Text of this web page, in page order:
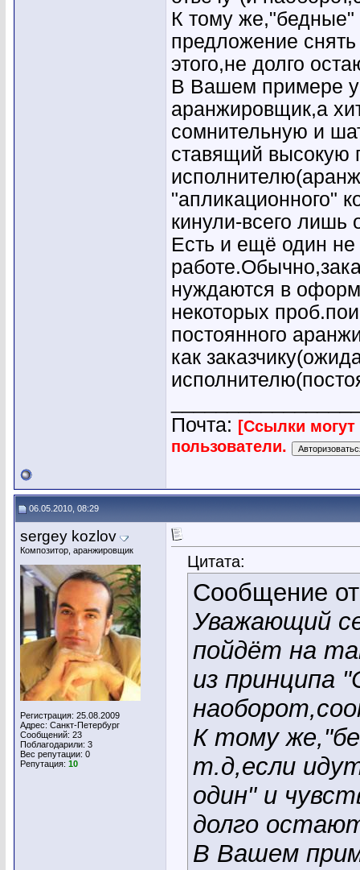
К тому
предложение
этого,не долго
В Вашем примере
аранжировщик,а
сомнительную и
ставящий высокую
"апликационного"
кинули-всего лишь
Есть и ещё один
нуждаются в
некоторых
постоянного
как
Почта: [Ссылки могут
пользователи.
06.05.2010, 08:29
sergey kozlov
Композитор, аранжировщик
Регистрация: 25.08.2009
Адрес: Санкт-Петербург
Сообщений: 23
Поблагодарили: 3
Вес репутации: 0
Репутация: 10
Цитата:
Сообщение
Уважающий
пойдёт на
из принципа
К тому
т.д,если
один" и
долго
В Вашем